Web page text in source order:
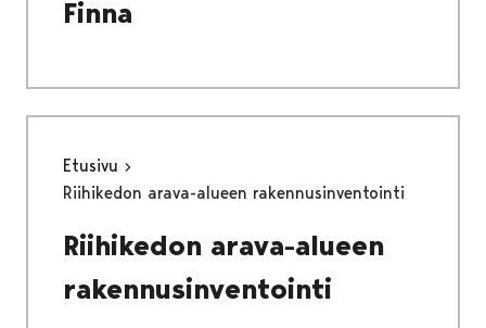
Finna
Etusivu
Riihikedon arava-alueen rakennusinventointi
Riihikedon arava-alueen
rakennusinventointi